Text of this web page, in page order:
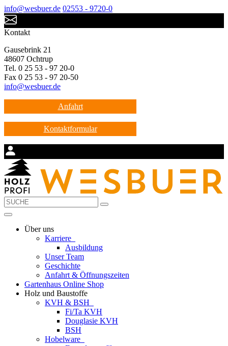
info@wesbuer.de 02553 - 9720-0
Kontakt
Gausebrink 21
48607 Ochtrup
Tel. 0 25 53 - 97 20-0
Fax 0 25 53 - 97 20-50
info@wesbuer.de
Anfahrt
Kontaktformular
Über uns
Karriere
Ausbildung
Unser Team
Geschichte
Anfahrt & Öffnungszeiten
Gartenhaus Online Shop
Holz und Baustoffe
KVH & BSH
Fi/Ta KVH
Douglasie KVH
BSH
Hobelware